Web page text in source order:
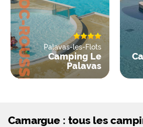
Palavas-les-Flots
Camping Le
Palavas
Camargue : tous les